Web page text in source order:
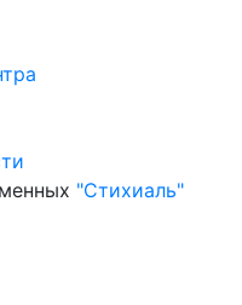
"Стихиаль"